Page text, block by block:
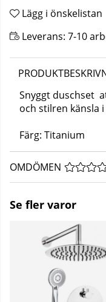
Lägg i önskelistan
Leverans: 7-10
Snyggt duschset
och stilren känsla
Färg: Titanium
OMDÖMEN
Se fler varor